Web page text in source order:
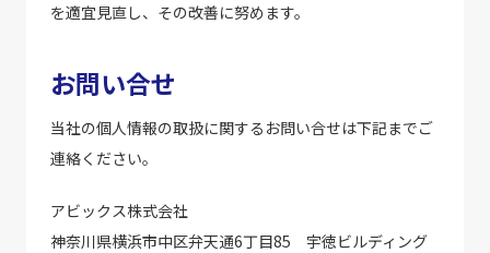
を適宜見直し、その改善に努めます。
お問い合せ
当社の個人情報の取扱に関するお問い合せは下記までご
連絡ください。
アビックス株式会社
神奈川県横浜市中区弁天通6丁目85 宇徳ビルディング